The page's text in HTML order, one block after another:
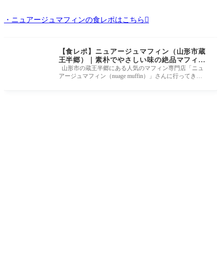
・ニュアージュマフィンの食レポはこちら
【食レポ】ニュアージュマフィン（山形市蔵
王半郷）｜素朴でやさしい味の絶品マフィン
は食べなきゃ損！！！
山形市の蔵王半郷にある人気のマフィン専門店「ニュ
アージュマフィン（nuage muffin）」さんに行ってきま